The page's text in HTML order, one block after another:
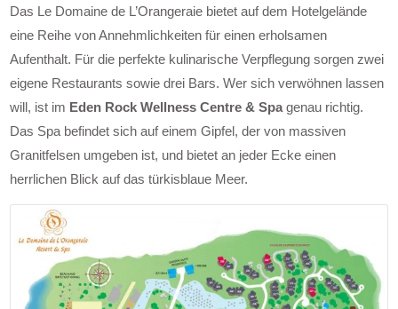
Das Le Domaine de L’Orangeraie bietet auf dem Hotelgelände
eine Reihe von Annehmlichkeiten für einen erholsamen
Aufenthalt. Für die perfekte kulinarische Verpflegung sorgen zwei
eigene Restaurants sowie drei Bars. Wer sich verwöhnen lassen
will, ist im Eden Rock Wellness Centre & Spa genau richtig.
Das Spa befindet sich auf einem Gipfel, der von massiven
Granitfelsen umgeben ist, und bietet an jeder Ecke einen
herrlichen Blick auf das türkisblaue Meer.